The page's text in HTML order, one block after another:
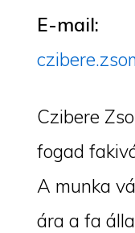
E-mail:
Czibere
fogad
A munka
ára a fa